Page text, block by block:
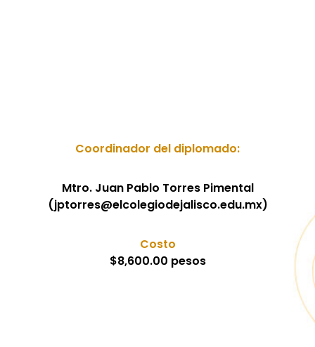
Coordinador del diplomado:
Mtro. Juan Pablo Torres Pimental
(jptorres@elcolegiodejalisco.edu.mx)
Costo
$8,600.00 pesos